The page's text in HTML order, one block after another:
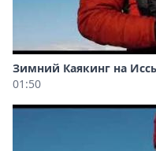
Зимний Каякинг на
01:50